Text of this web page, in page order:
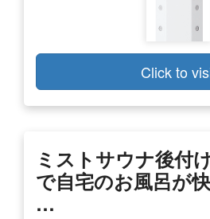
Click to
ミストサウナ後付
で自宅のお風呂が
…